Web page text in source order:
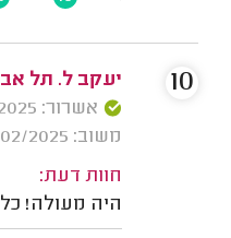
יעקב ל. תל
אשרור: 29/05/2025
משוב: 28/02/2025
חוות דעת:
היה מעולה!
10